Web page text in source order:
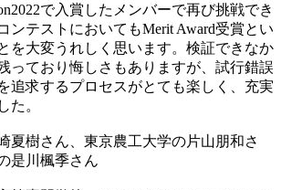
で入賞したメンバーで再び挑戦でき
ンテストにおいてもMerit Award受賞とい
を大変うれしく思います。検証できなか
っており悔しさもありますが、試行錯誤
追求するプロセスがとても楽しく、充実
た。
夏樹さん、東京農工大学の片山朋和さ
是川楓季さん